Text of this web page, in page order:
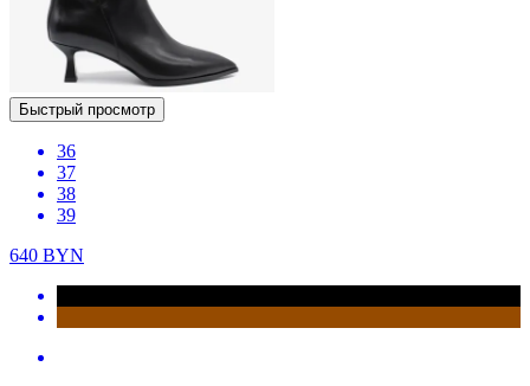
Быстрый просмотр
36
37
38
39
640 BYN